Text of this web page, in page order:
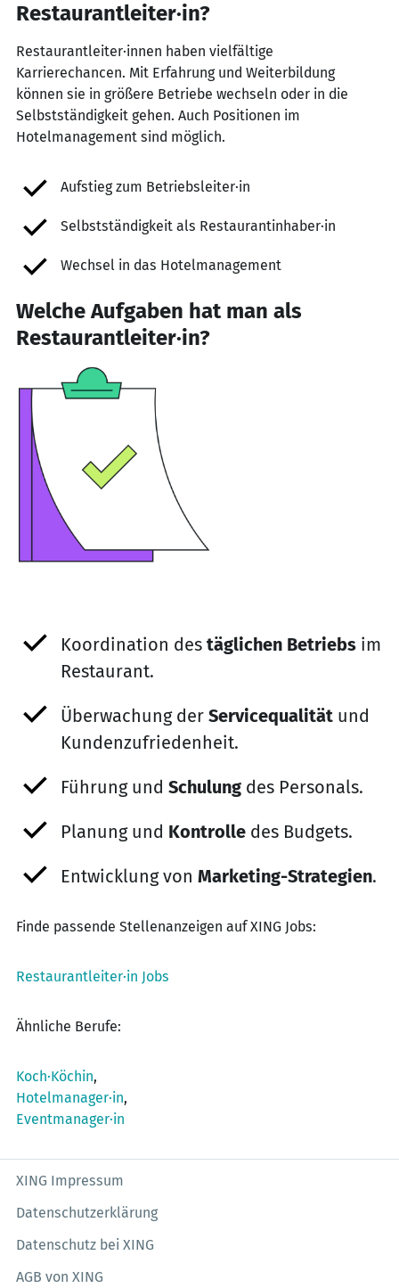
Restaurantleiter·in?
Restaurantleiter·innen haben vielfältige
Karrierechancen. Mit Erfahrung und Weiterbildung
können sie in größere Betriebe wechseln oder in die
Selbstständigkeit gehen. Auch Positionen im
Hotelmanagement sind möglich.
Aufstieg zum Betriebsleiter·in
Selbstständigkeit als Restaurantinhaber·in
Wechsel in das Hotelmanagement
Welche Aufgaben hat man als
Restaurantleiter·in?
Koordination des täglichen Betriebs im
Restaurant.
Überwachung der Servicequalität und
Kundenzufriedenheit.
Führung und Schulung des Personals.
Planung und Kontrolle des Budgets.
Entwicklung von Marketing-Strategien.
Finde passende Stellenanzeigen auf XING Jobs:
Restaurantleiter·in Jobs
Ähnliche Berufe:
Koch·Köchin,
Hotelmanager·in,
Eventmanager·in
XING Impressum
Datenschutzerklärung
Datenschutz bei XING
AGB von XING